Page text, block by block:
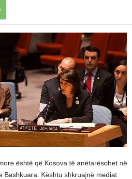
është që Kosova të anëtarësohet në
Bashkuara. Kështu shkruajnë mediat